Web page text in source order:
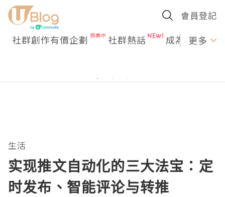
會員登記
社群創作有價企劃 社群熱話 成為U更多
生活
实现推文自动化的三大法宝：定
时发布、智能评论与转推